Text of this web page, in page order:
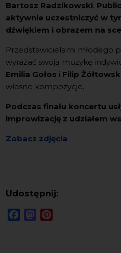
Bartosz Radzikowski.
aktywnie uczestniczyć w
dźwiękiem i obrazem na
Przedstawicielami młodego
wyrażać swoją muzykę
Emilia Gołos i Filip
własne kompozycje.
Podczas finału koncertu
improwizację z udziałem
Zobacz zdjęcia
Udostępnij:
FacebookMastodon